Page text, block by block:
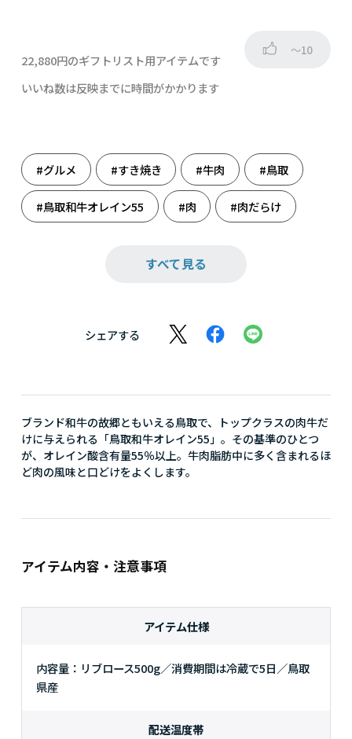
22,880円のギフトリスト用アイテムです
～10
いいね数は反映までに時間がかかります
#グルメ #すき焼き #牛肉 #鳥取
#鳥取和牛オレイン55 #肉 #肉だらけ
すべて見る
シェアする
ブランド和牛の故郷ともいえる鳥取で、トップクラスの肉牛だ
けに与えられる「鳥取和牛オレイン55」。その基準のひとつ
が、オレイン酸含有量55％以上。牛肉脂肪中に多く含まれるほ
ど肉の風味と口どけをよくします。
アイテム内容・注意事項
アイテム仕様
内容量：リブロース500g／消費期間は冷蔵で5日／鳥取
県産
配送温度帯